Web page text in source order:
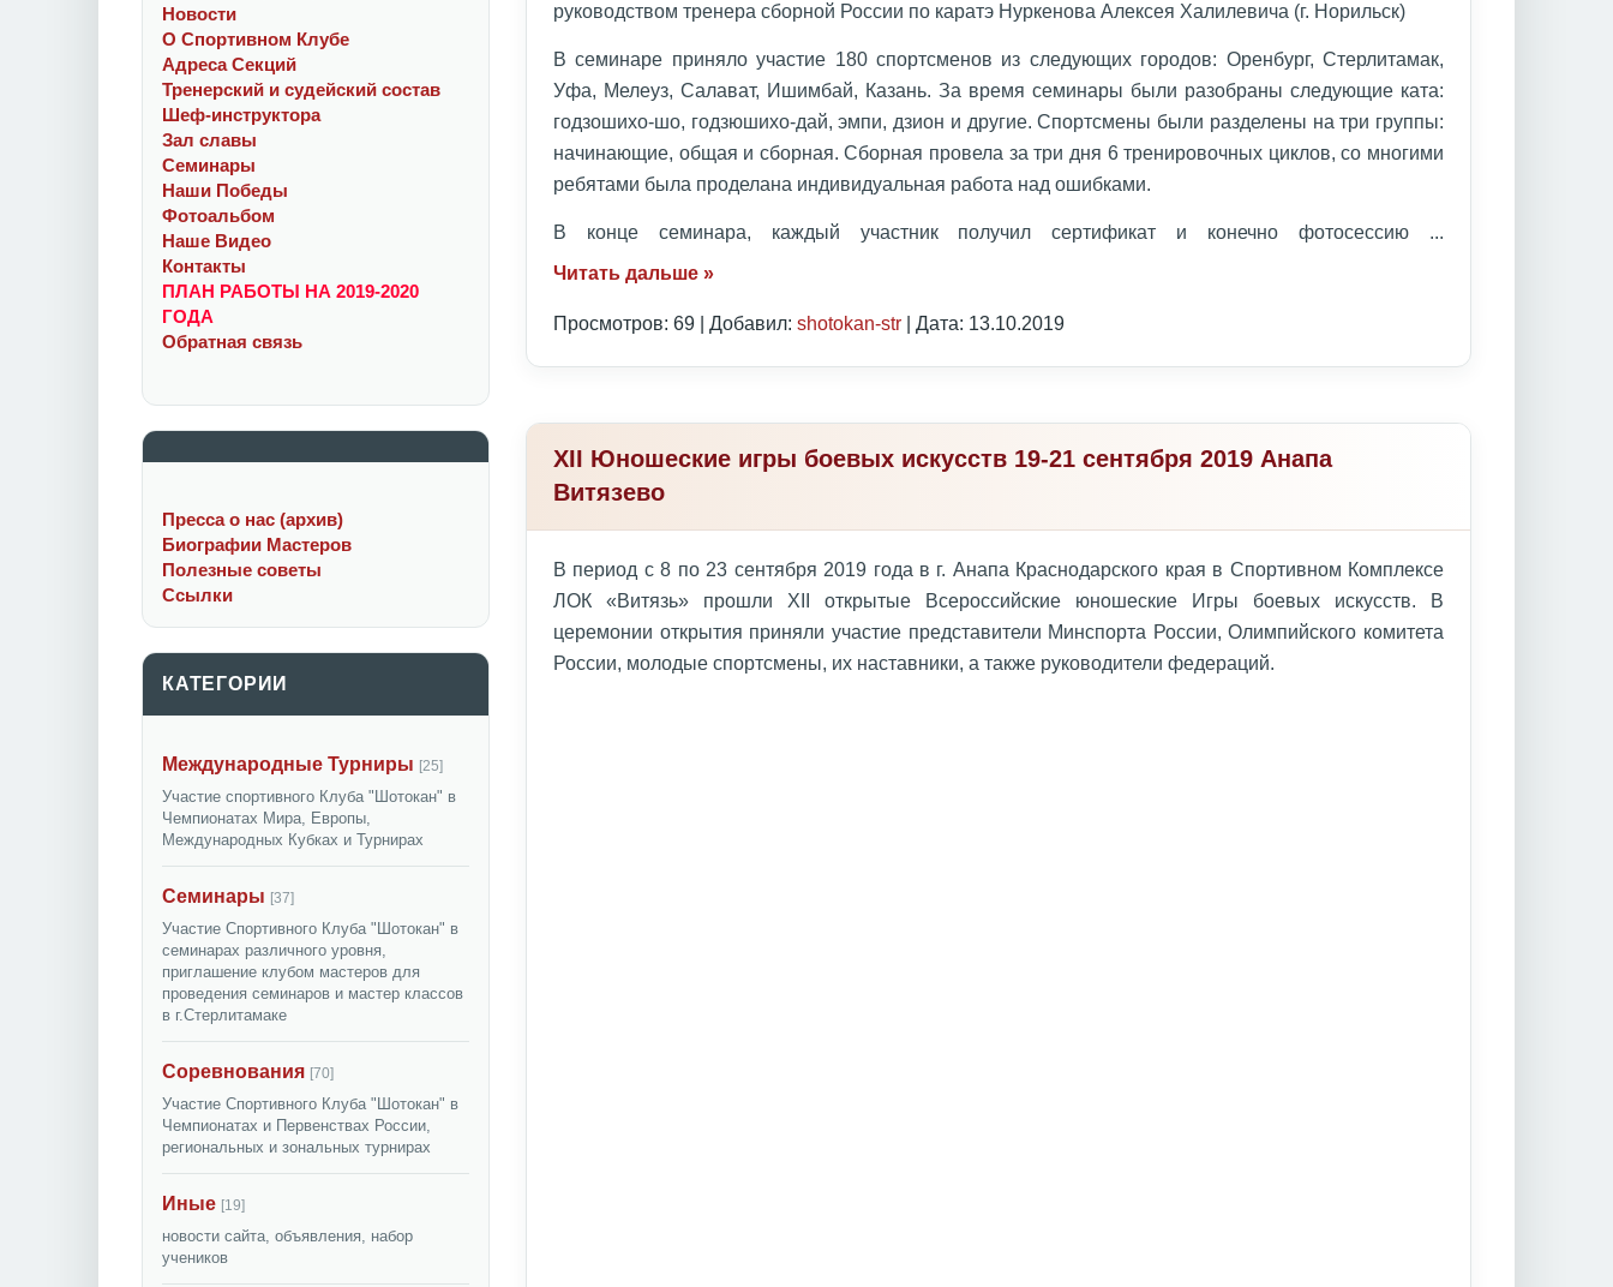
Новости
О Спортивном Клубе
Адреса Секций
Тренерский и судейский состав
Шеф-инструктора
Зал славы
Семинары
Наши Победы
Фотоальбом
Наше Видео
Контакты
ПЛАН РАБОТЫ НА 2019-2020
ГОДА
Обратная связь
Пресса о нас (архив)
Биографии Мастеров
Полезные советы
Ссылки
КАТЕГОРИИ
Международные Турниры [25]
Участие спортивного Клуба "Шотокан" в
Чемпионатах Мира, Европы,
Международных Кубках и Турнирах
Семинары [37]
Участие Спортивного Клуба "Шотокан" в
семинарах различного уровня,
приглашение клубом мастеров для
проведения семинаров и мастер классов
в г.Стерлитамаке
Соревнования [70]
Участие Спортивного Клуба "Шотокан" в
Чемпионатах и Первенствах России,
региональных и зональных турнирах
Иные [19]
новости сайта, объявления, набор
учеников
руководством тренера сборной России по каратэ Нуркенова Алексея Халилевича (г. Норильск)
В семинаре приняло участие 180 спортсменов из следующих городов: Оренбург, Стерлитамак,
Уфа, Мелеуз, Салават, Ишимбай, Казань. За время семинары были разобраны следующие ката:
годзошихо-шо, годзюшихо-дай, эмпи, дзион и другие. Спортсмены были разделены на три группы:
начинающие, общая и сборная. Сборная провела за три дня 6 тренировочных циклов, со многими
ребятами была проделана индивидуальная работа над ошибками.
В конце семинара, каждый участник получил сертификат и конечно фотосессию ...
Читать дальше »
Просмотров: 69 | Добавил: shotokan-str | Дата: 13.10.2019
XII Юношеские игры боевых искусств 19-21 сентября 2019 Анапа
Витязево
В период с 8 по 23 сентября 2019 года в г. Анапа Краснодарского края в Спортивном Комплексе
ЛОК «Витязь» прошли XII открытые Всероссийские юношеские Игры боевых искусств. В
церемонии открытия приняли участие представители Минспорта России, Олимпийского комитета
России, молодые спортсмены, их наставники, а также руководители федераций.